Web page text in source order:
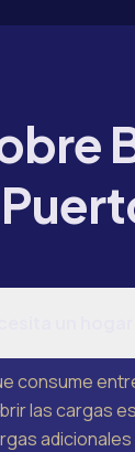
consume
las cargas